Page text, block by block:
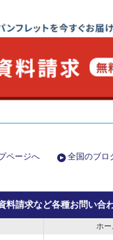
ページへ 全国のブロ
料請求など各種お問い合
ホ